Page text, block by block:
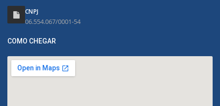
CNPJ
06.554.067/0001-54
COMO CHEGAR